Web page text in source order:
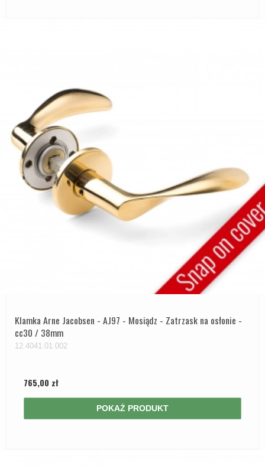
Klamka Arne Jacobsen - AJ97 - Mosiądz - Zatrzask na osłonie -
cc30 / 38mm
12.4041.01.002
765,00 zł
POKAŻ PRODUKT